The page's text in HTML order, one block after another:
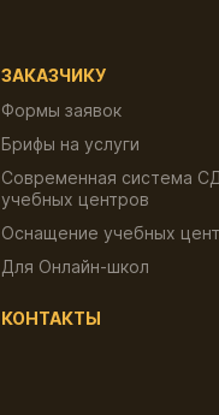
ЗАКАЗЧИКУ
Формы заявок
Брифы на услуги
Современная система
учебных центров
Оснащение учебных
Для Онлайн-школ
КОНТАКТЫ